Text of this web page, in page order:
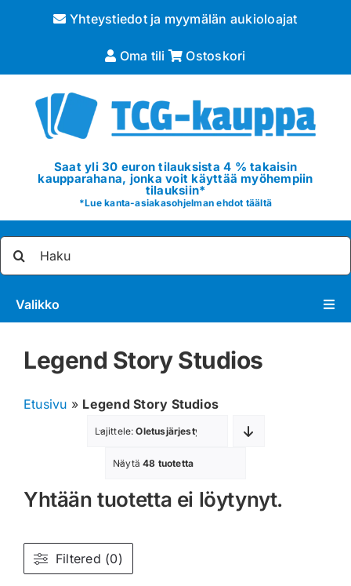
Yhteystiedot ja myymälän aukioloajat
Oma tili Ostoskori
Saat yli 30 euron tilauksista 4 % takaisin
kaupparahana, jonka voit käyttää myöhempiin
tilauksiin*
*Lue kanta-asiakasohjelman ehdot täältä
Valikko
Ennakot
Greidatut kortit
Legend Story Studios
Etusivu » Legend Story Studios
Lajittele:Oletusjärjestys
Näytä48 tuotetta
Yhtään tuotetta ei löytynyt.
Filtered (0)